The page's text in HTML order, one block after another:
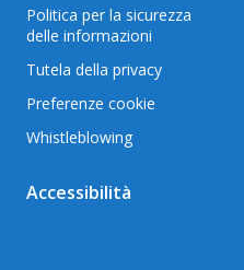
Politica per la sicurezza
delle informazioni
Tutela della privacy
Preferenze cookie
Whistleblowing
Accessibilità